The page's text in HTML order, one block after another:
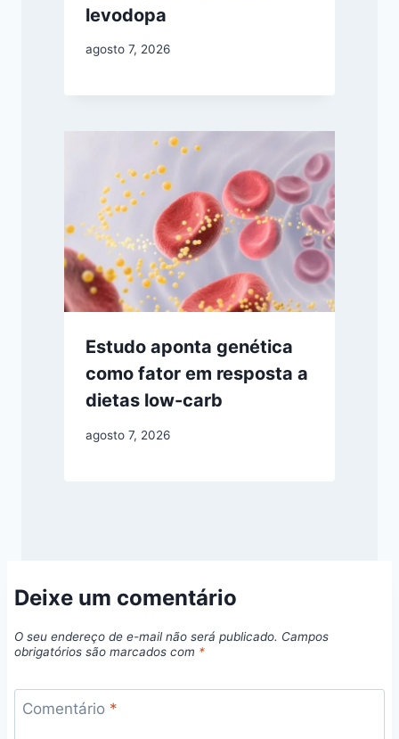
levodopa
agosto 7, 2026
Estudo aponta genética
como fator em resposta a
dietas low-carb
agosto 7, 2026
Deixe um comentário
O seu endereço de e-mail não será publicado. Campos
obrigatórios são marcados com *
Comentário *